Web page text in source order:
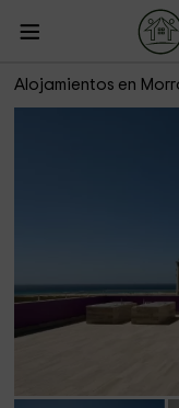
Alojamientos en
Plus Villas Lanzarote-